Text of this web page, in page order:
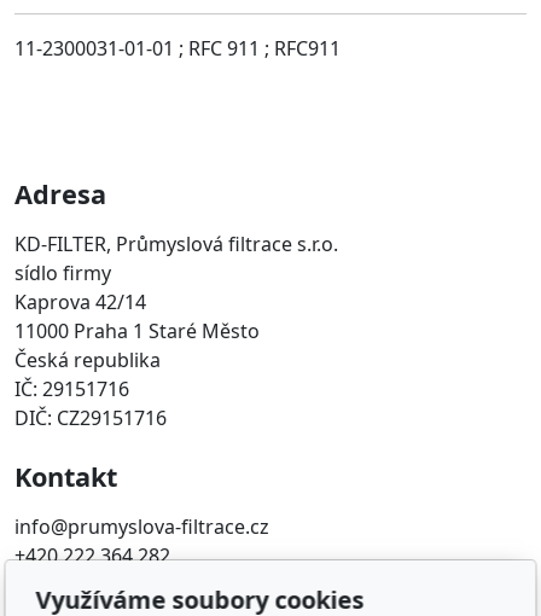
11-2300031-01-01 ; RFC 911 ; RFC911
Adresa
KD-FILTER, Průmyslová filtrace s.r.o.
sídlo firmy
Kaprova 42/14
11000 Praha 1 Staré Město
Česká republika
IČ: 29151716
DIČ: CZ29151716
Kontakt
info@prumyslova-filtrace.cz
+420 222 364 282
Využíváme soubory cookies